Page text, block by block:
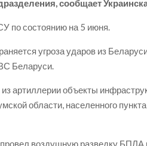
сообщает
по состоянию на 5 июня.
угроза ударов из
Беларуси.
артиллерии объекты
области, населенного
воздушную разведку БПЛА